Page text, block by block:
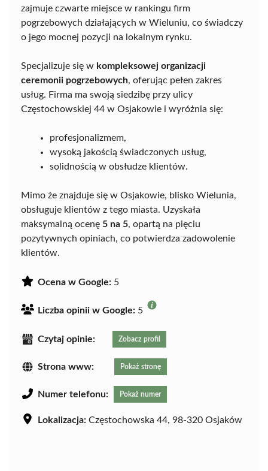
zajmuje czwarte miejsce w rankingu firm
pogrzebowych działających w Wieluniu, co świadczy
o jego mocnej pozycji na lokalnym rynku.
Specjalizuje się w kompleksowej organizacji
ceremonii pogrzebowych, oferując pełen zakres
usług. Firma ma swoją siedzibę przy ulicy
Częstochowskiej 44 w Osjakowie i wyróżnia się:
profesjonalizmem,
wysoką jakością świadczonych usług,
solidnością w obsłudze klientów.
Mimo że znajduje się w Osjakowie, blisko Wielunia,
obsługuje klientów z tego miasta. Uzyskała
maksymalną ocenę 5 na 5, opartą na pięciu
pozytywnych opiniach, co potwierdza zadowolenie
klientów.
Ocena w Google: 5
Liczba opinii w Google: 5
Czytaj opinie: Zobacz profil
Strona www: Pokaż stronę
Numer telefonu: Pokaż numer
Lokalizacja: Częstochowska 44, 98-320 Osjaków